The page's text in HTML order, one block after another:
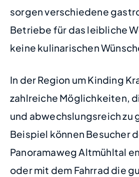
sorgen verschiedene
Betriebe für das leibliche
keine kulinarischen
In der Region um Kinding
zahlreiche Möglichkeiten,
und abwechslungsreich zu
Beispiel können Besucher
Panoramaweg Altmühltal
oder mit dem Fahrrad die